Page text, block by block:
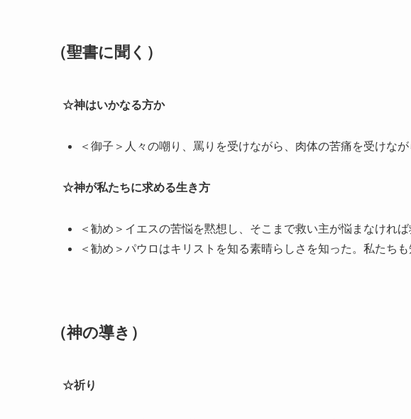
（聖書に聞く）
☆神はいかなる方か
＜御子＞人々の嘲り、罵りを受けながら、肉体の苦痛を受けな
☆神が私たちに求める生き方
＜勧め＞イエスの苦悩を黙想し、そこまで救い主が悩まなけれ
＜勧め＞パウロはキリストを知る素晴らしさを知った。私たちも
（神の導き）
☆祈り